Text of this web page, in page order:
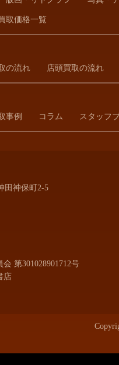
取価格一覧
の流れ 店頭買取の流れ
事例 コラム スタッフ
田神保町2-5
第301028901712号
店